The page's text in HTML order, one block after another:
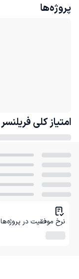
پروژه‌ها
امتیاز کلی فریلنسر
نرخ موفقیت در پروژه‌ها